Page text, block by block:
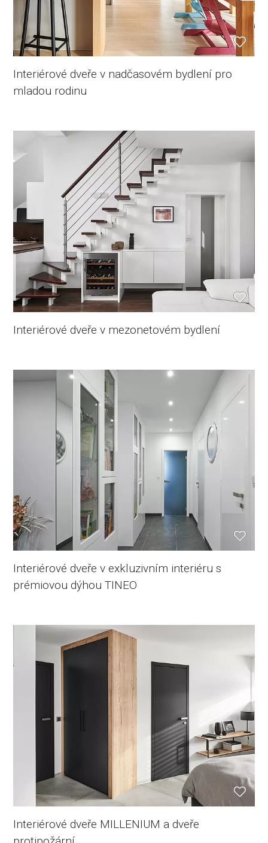
Interiérové dveře v nadčasovém bydlení pro
mladou rodinu
Interiérové dveře v mezonetovém bydlení
Interiérové dveře v exkluzivním interiéru s
prémiovou dýhou TINEO
Interiérové dveře MILLENIUM a dveře